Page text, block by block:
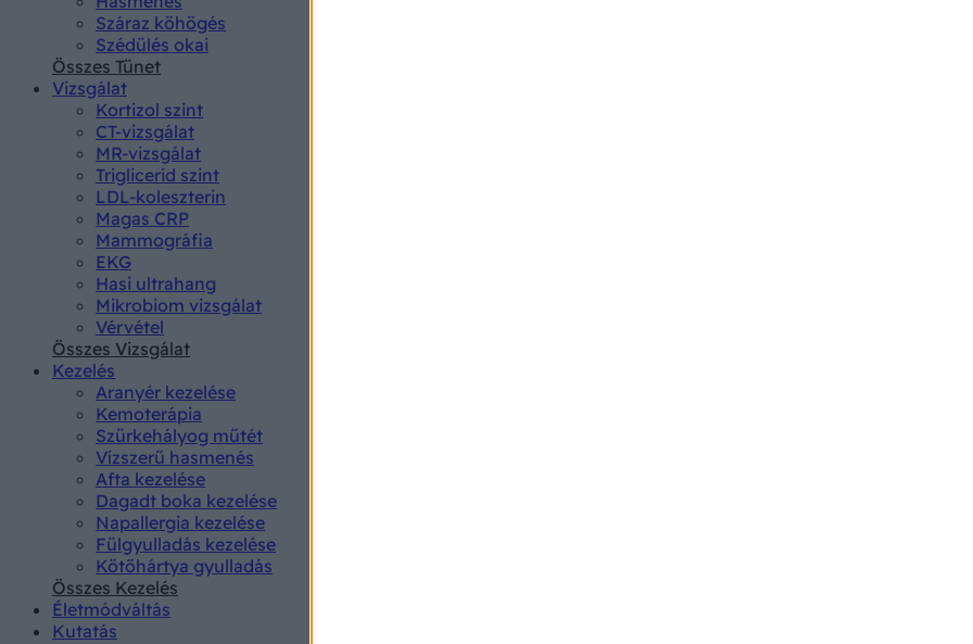
Száraz köhögés
Szédülés okai
Összes Tünet
Vizsgálat
Kortizol szint
CT-vizsgálat
MR-vizsgálat
Triglicerid szint
LDL-koleszterin
Magas CRP
Mammográfia
EKG
Hasi ultrahang
Mikrobiom vizsgálat
Vérvétel
Összes Vizsgálat
Kezelés
Aranyér kezelése
Kemoterápia
Szürkehályog műtét
Vízszerű hasmenés
Afta kezelése
Dagadt boka kezelése
Napallergia kezelése
Fülgyulladás kezelése
Kötőhártya gyulladás
Összes Kezelés
Életmódváltás
Kutatás